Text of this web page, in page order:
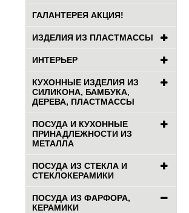
ГАЛАНТЕРЕЯ АКЦИЯ!
ИЗДЕЛИЯ ИЗ ПЛАСТМАССЫ
ИНТЕРЬЕР
КУХОННЫЕ ИЗДЕЛИЯ ИЗ
СИЛИКОНА, БАМБУКА,
ДЕРЕВА, ПЛАСТМАССЫ
ПОСУДА И КУХОННЫЕ
ПРИНАДЛЕЖНОСТИ ИЗ
МЕТАЛЛА
ПОСУДА ИЗ СТЕКЛА И
СТЕКЛОКЕРАМИКИ
ПОСУДА ИЗ ФАРФОРА,
КЕРАМИКИ